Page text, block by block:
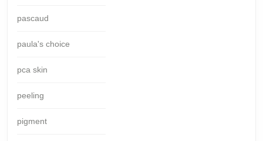
pascaud
paula's choice
pca skin
peeling
pigment